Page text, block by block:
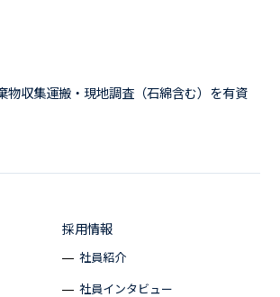
収集運搬・現地調査（石綿含む）を有資
採用情報
社員紹介
社員インタビュー